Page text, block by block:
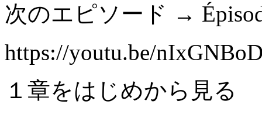
次のエピソード →
https://youtu.be/
１章をはじめから見る